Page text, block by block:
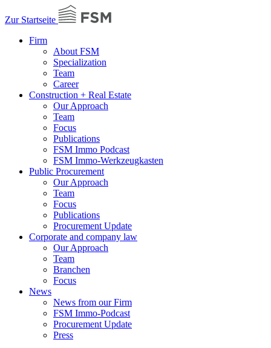
Zur Startseite
Firm
About FSM
Specialization
Team
Career
Construction + Real Estate
Our Approach
Team
Focus
Publications
FSM Immo Podcast
FSM Immo-Werkzeugkasten
Public Procurement
Our Approach
Team
Focus
Publications
Procurement Update
Corporate and company law
Our Approach
Team
Branchen
Focus
News
News from our Firm
FSM Immo-Podcast
Procurement Update
Press